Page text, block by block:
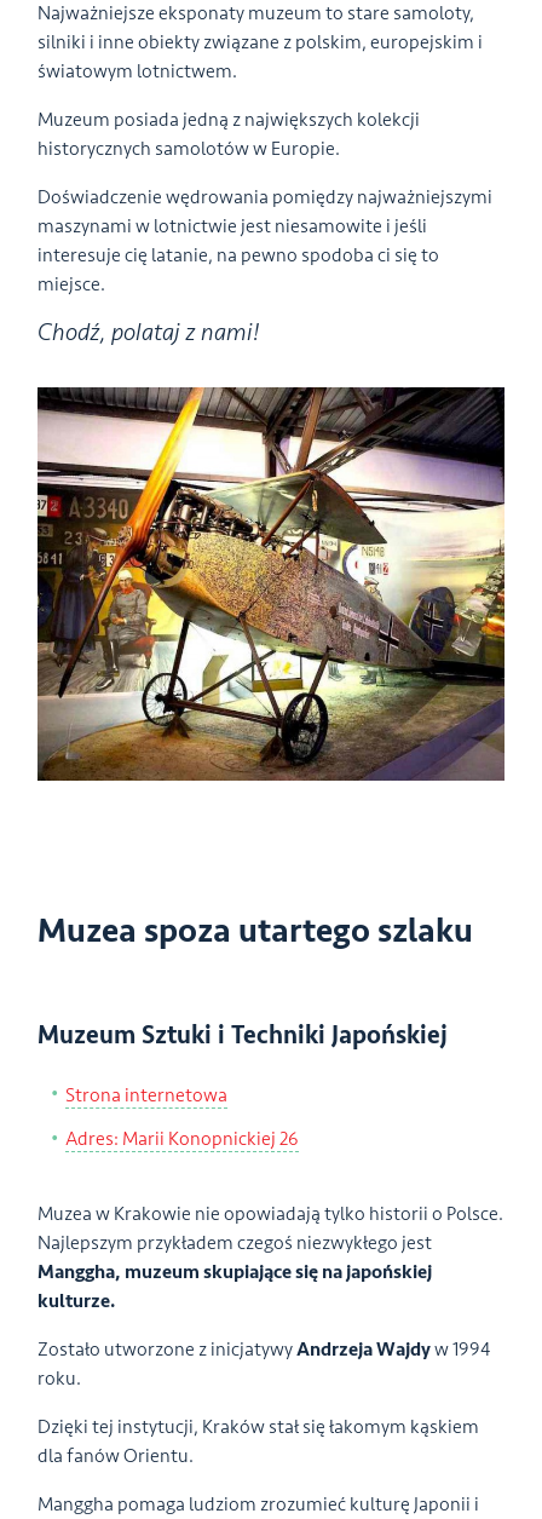
Najważniejsze eksponaty muzeum to stare samoloty,
silniki i inne obiekty związane z polskim, europejskim i
światowym lotnictwem.
Muzeum posiada jedną z największych kolekcji
historycznych samolotów w Europie.
Doświadczenie wędrowania pomiędzy najważniejszymi
maszynami w lotnictwie jest niesamowite i jeśli
interesuje cię latanie, na pewno spodoba ci się to
miejsce.
Chodź, polataj z nami!
Muzea spoza utartego szlaku
Muzeum Sztuki i Techniki Japońskiej
Strona internetowa
Adres: Marii Konopnickiej 26
Muzea w Krakowie nie opowiadają tylko historii o Polsce.
Najlepszym przykładem czegoś niezwykłego jest
Manggha, muzeum skupiające się na japońskiej
kulturze.
Zostało utworzone z inicjatywyAndrzeja Wajdyw 1994
roku.
Dzięki tej instytucji, Kraków stał się łakomym kąskiem
dla fanów Orientu.
Manggha pomaga ludziom zrozumieć kulturę Japonii i